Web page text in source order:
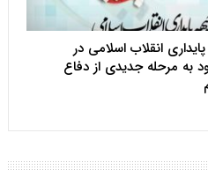
انقلاب اسلامی در
مرحله جدیدی از دفاع